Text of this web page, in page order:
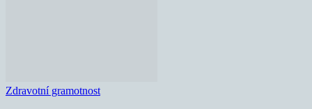
Zdravotní gramotnost